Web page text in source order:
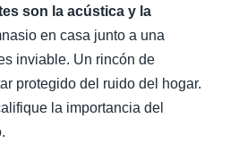
son la acústica y la
en casa junto a una
inviable. Un rincón de
protegido del ruido del hogar.
la importancia del